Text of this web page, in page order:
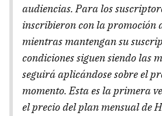
audiencias. Para los
inscribieron con la promoción
mientras mantengan su
condiciones siguen siendo las
seguirá aplicándose sobre el
momento. Esta es la primera
el precio del plan mensual de